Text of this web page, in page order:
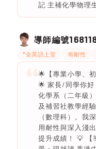
記 主補化學物理
導師編號
*全英語上堂 有耐性
🌟【專業小學、
🌟 家長/同學你
化學系（二年級
及補習社教學經
（數理科）。我
用耐性與深入淺
提升成績！ 💡